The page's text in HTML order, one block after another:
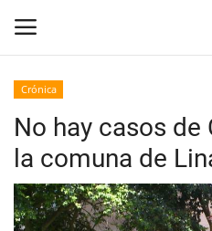
Inicio
Crónica
Policial
Crónica
No hay casos de
la comuna de